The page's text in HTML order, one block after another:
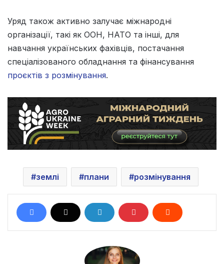
Уряд також активно залучає міжнародні
організації, такі як ООН, НАТО та інші, для
навчання українських фахівців, постачання
спеціалізованого обладнання та фінансування
проєктів з розмінування.
землі плани розмінування